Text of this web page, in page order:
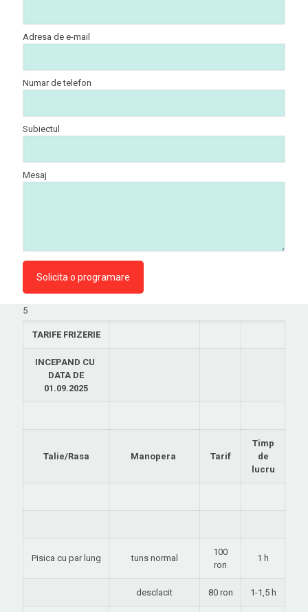
Adresa de e-mail
Numar de telefon
Subiectul
Mesaj
5
TARIFE FRIZERIE
INCEPAND CU
DATA DE
01.09.2025
Talie/Rasa Manopera Tarif
Timp
de
lucru
Pisica cu par lung tuns normal
100
ron
1 h
desclacit 80 ron 1-1,5 h